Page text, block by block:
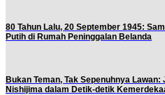
80 Tahun Lalu, 20 September 1945:
Putih di Rumah Peninggalan Belanda
Bukan Teman, Tak Sepenuhnya
Nishijima dalam Detik-detik